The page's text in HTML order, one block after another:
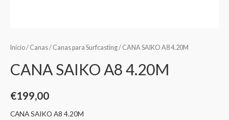
Início/ Canas/ Canas para Surfcasting/ CANA SAIKO A8 4.20M
CANA SAIKO A8 4.20M
€199,00
CANA SAIKO A8 4.20M